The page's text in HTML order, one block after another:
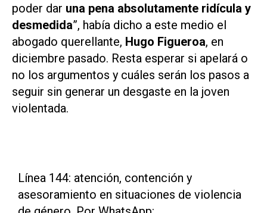
poder dar una pena absolutamente ridícula y
desmedida”, había dicho a este medio el
abogado querellante, Hugo Figueroa, en
diciembre pasado. Resta esperar si apelará o
no los argumentos y cuáles serán los pasos a
seguir sin generar un desgaste en la joven
violentada.
Línea 144: atención, contención y
asesoramiento en situaciones de violencia